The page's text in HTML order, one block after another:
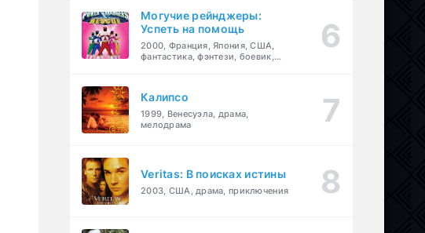
Могучие рейнджеры:
Успеть на помощь
2000, Франция, Япония, США,
фантастика, фэнтези, боевик,
Калипсо
1999, Венесуэла, драма,
мелодрама
Veritas: В поисках истины
2003, США, драма, приключения